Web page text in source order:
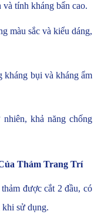
tính kháng bẩn cao.
màu sắc và kiểu dáng,
kháng bụi và kháng ẩm
khả năng chống
Thảm Trang Trí
được cắt 2 đầu, có
khi sử dụng.